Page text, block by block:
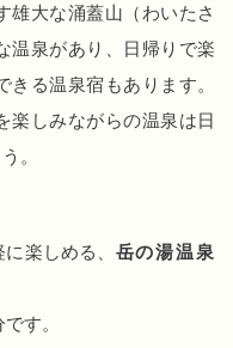
雄大な涌蓋山（わいたさ
温泉があり、日帰りで楽
る温泉宿もあります。
楽しみながらの温泉は日
。
楽しめる、 岳の湯温泉
す。